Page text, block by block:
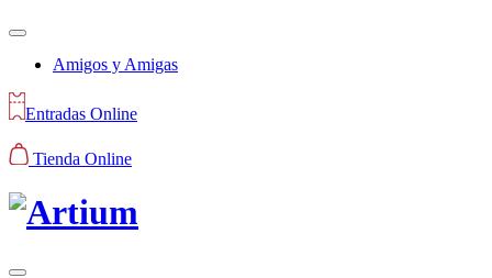
Amigos y Amigas
Entradas Online
Tienda Online